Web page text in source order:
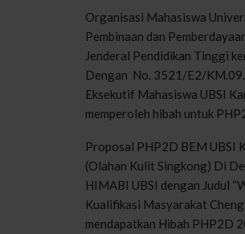
Organisasi Mahasiswa
Pembinaan dan
Jenderal Pendidikan Tinggi
Dengan No. 3521/E2/
Eksekutif Mahasiswa UBSI
memperoleh hibah untuk
Proposal PHP2D BEM UBSI
(Olahan Kulit Singkong) Di
HIMABI UBSI dengan Judul
Kualifikasi Masyarakat
mendapatkan Hibah PHP2D